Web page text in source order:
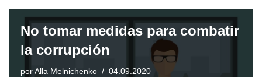
No tomar medidas para combatir
la corrupción
por Alla Melnichenko 04.09.2020